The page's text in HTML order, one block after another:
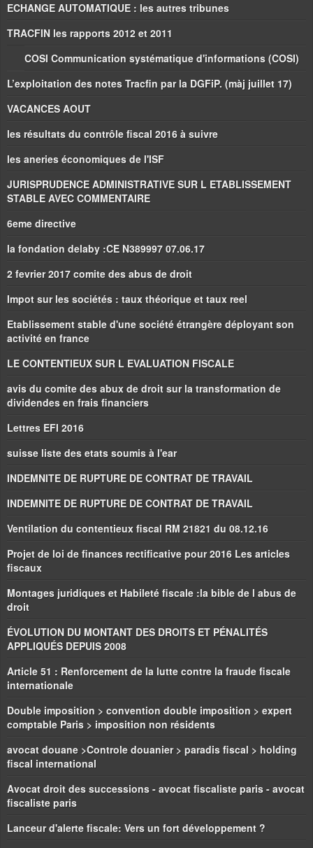
ECHANGE AUTOMATIQUE : les autres tribunes
TRACFIN les rapports 2012 et 2011
COSI Communication systématique d'informations (COSI)
L’exploitation des notes Tracfin par la DGFiP. (màj juillet 17)
VACANCES AOUT
les résultats du contrôle fiscal 2016 à suivre
les aneries économiques de l'ISF
JURISPRUDENCE ADMINISTRATIVE SUR L ETABLISSEMENT
STABLE AVEC COMMENTAIRE
6eme directive
la fondation delaby :CE N389997 07.06.17
2 fevrier 2017 comite des abus de droit
Impot sur les sociétés : taux théorique et taux reel
Etablissement stable d'une société étrangère déployant son
activité en france
LE CONTENTIEUX SUR L EVALUATION FISCALE
avis du comite des abux de droit sur la transformation de
dividendes en frais financiers
Lettres EFI 2016
suisse liste des etats soumis à l'ear
INDEMNITE DE RUPTURE DE CONTRAT DE TRAVAIL
INDEMNITE DE RUPTURE DE CONTRAT DE TRAVAIL
Ventilation du contentieux fiscal RM 21821 du 08.12.16
Projet de loi de finances rectificative pour 2016 Les articles
fiscaux
Montages juridiques et Habileté fiscale :la bible de l abus de
droit
ÉVOLUTION DU MONTANT DES DROITS ET PÉNALITÉS
APPLIQUÉS DEPUIS 2008
Article 51 : Renforcement de la lutte contre la fraude fiscale
internationale
Double imposition > convention double imposition > expert
comptable Paris > imposition non résidents
avocat douane >Controle douanier > paradis fiscal > holding
fiscal international
Avocat droit des successions - avocat fiscaliste paris - avocat
fiscaliste paris
Lanceur d'alerte fiscale: Vers un fort développement ?